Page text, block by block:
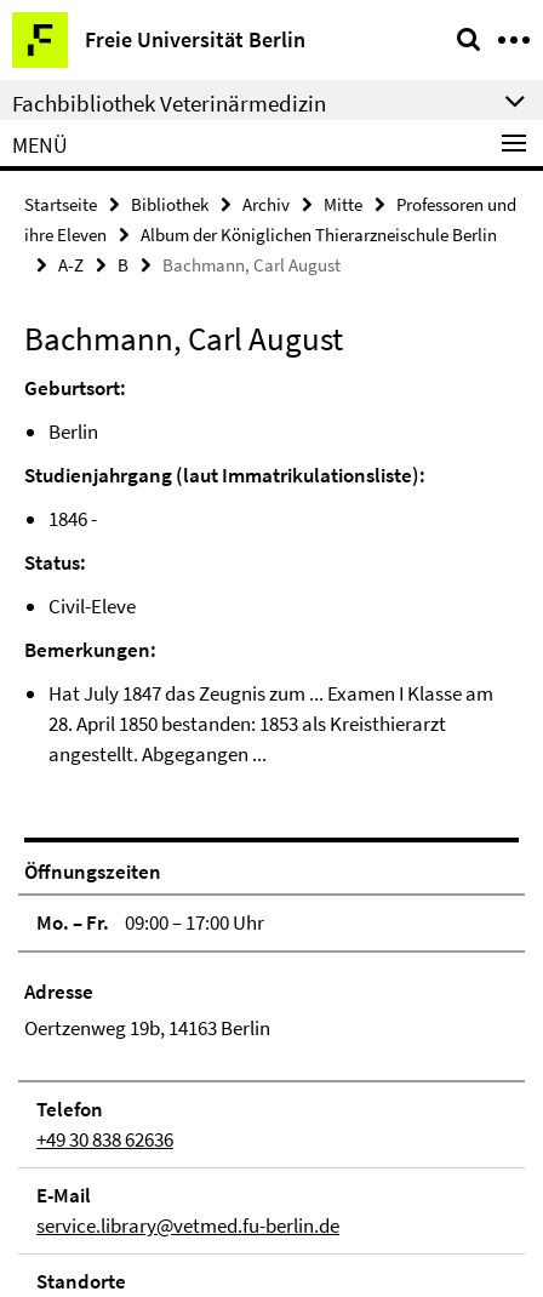
Springe
direkt
zu
Inhalt
Freie Universität Berlin
Service-
Navigation
Fachbibliothek Veterinärmedizin
MENÜ
Startseite Bibliothek Archiv Mitte
Professoren und
ihre Eleven
Album der Königlichen Thierarzneischule Berlin
A-Z
B Bachmann, Carl August
Bachmann, Carl August
Geburtsort:
Berlin
Studienjahrgang (laut Immatrikulationsliste):
1846 -
Status:
Civil-Eleve
Bemerkungen:
Hat July 1847 das Zeugnis zum ... Examen I Klasse am
28. April 1850 bestanden: 1853 als Kreisthierarzt
angestellt. Abgegangen ...
Öffnungszeiten
Mo. – Fr.
09:00 – 17:00 Uhr
Adresse
Oertzenweg 19b, 14163 Berlin
Telefon
+49 30 838 62636
E-Mail
service.library@vetmed.fu-berlin.de
Stand­orte